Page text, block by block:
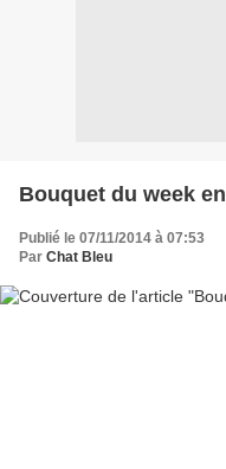
Bouquet du week
Publié le 07/11/2014 à 07:53
Par Chat Bleu